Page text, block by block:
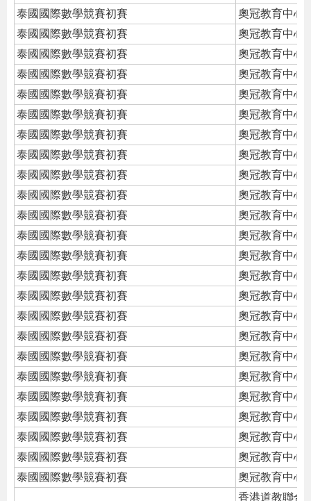
泰國國際數學競賽初賽
奧冠教育中心
泰國國際數學競賽初賽
奧冠教育中心
泰國國際數學競賽初賽
奧冠教育中心
泰國國際數學競賽初賽
奧冠教育中心
泰國國際數學競賽初賽
奧冠教育中心
泰國國際數學競賽初賽
奧冠教育中心
泰國國際數學競賽初賽
奧冠教育中心
泰國國際數學競賽初賽
奧冠教育中心
泰國國際數學競賽初賽
奧冠教育中心
泰國國際數學競賽初賽
奧冠教育中心
泰國國際數學競賽初賽
奧冠教育中心
泰國國際數學競賽初賽
奧冠教育中心
泰國國際數學競賽初賽
奧冠教育中心
泰國國際數學競賽初賽
奧冠教育中心
泰國國際數學競賽初賽
奧冠教育中心
泰國國際數學競賽初賽
奧冠教育中心
泰國國際數學競賽初賽
奧冠教育中心
泰國國際數學競賽初賽
奧冠教育中心
泰國國際數學競賽初賽
奧冠教育中心
泰國國際數學競賽初賽
奧冠教育中心
泰國國際數學競賽初賽
奧冠教育中心
泰國國際數學競賽初賽
奧冠教育中心
泰國國際數學競賽初賽
奧冠教育中心
泰國國際數學競賽初賽
奧冠教育中心
香港道教聯合